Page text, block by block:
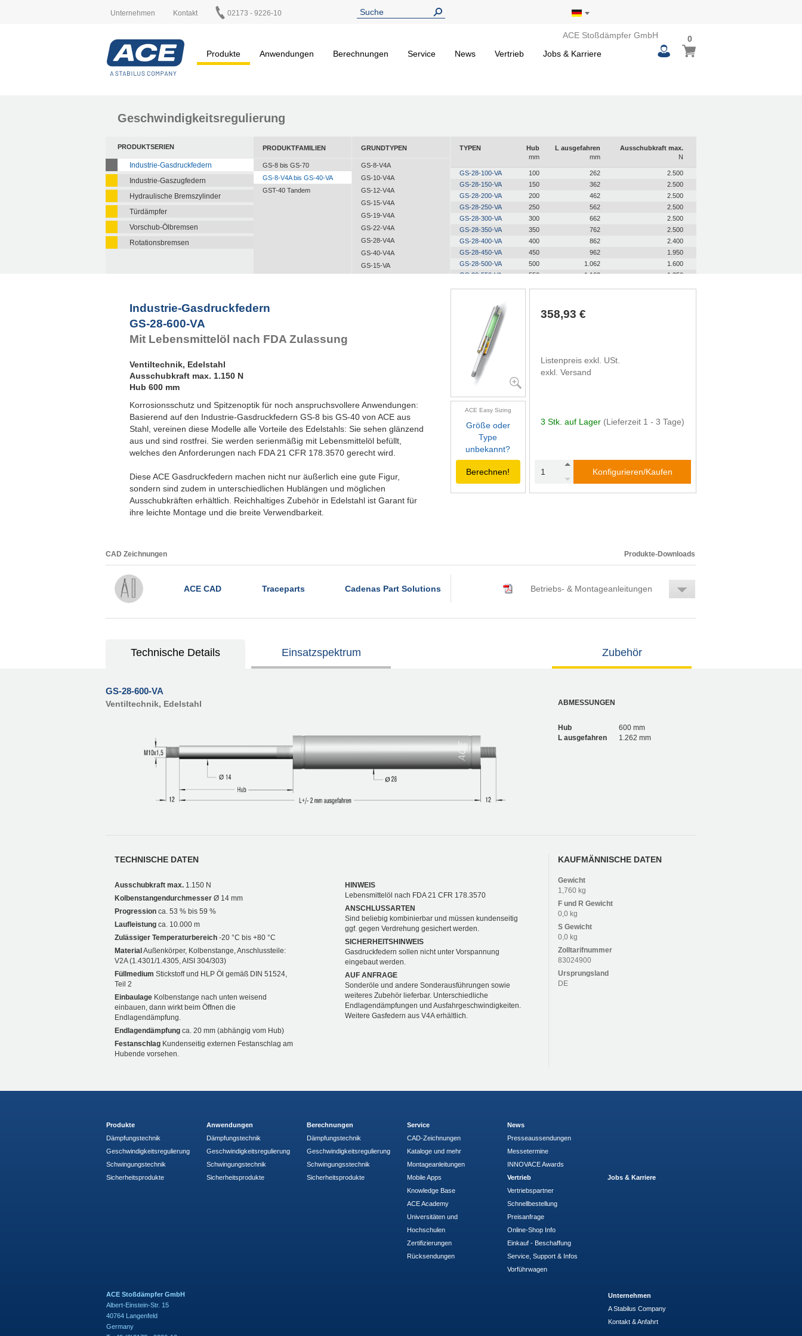
Unternehmen Kontakt 02173 - 9226-10
ACE Stoßdämpfer GmbH
Produkte
Anwendungen Berechnungen Service News Vertrieb Jobs & Karriere
Mein Warenkorb
00
items
Geschwindigkeitsregulierung
PRODUKTSERIEN
Industrie-Gasdruckfedern
Industrie-Gaszugfedern
Hydraulische Bremszylinder
Türdämpfer
Vorschub-Ölbremsen
Rotationsbremsen
PRODUKTFAMILIEN
GS-8 bis GS-70
GS-8-V4A bis GS-40-VA
GST-40 Tandem
GRUNDTYPEN
GS-8-V4A
GS-10-V4A
GS-12-V4A
GS-15-V4A
GS-19-V4A
GS-22-V4A
GS-28-V4A
GS-40-V4A
GS-15-VA
TYPEN
Hub
mm
L ausgefahren
mm
Ausschubkraft max.
N
GS-28-100-VA 100 262
2.500
GS-28-150-VA
150 362
2.500
GS-28-200-VA
200 462
2.500
GS-28-250-VA
250 562
2.500
GS-28-300-VA
300 662
2.500
GS-28-350-VA
350 762
2.500
GS-28-400-VA
400 862
2.400
GS-28-450-VA
450 962
1.950
GS-28-500-VA
500 1.062
1.600
GS-28-550-VA
550 1.162
1.350
Industrie-Gasdruckfedern
GS-28-600-VA
Mit Lebensmittelöl nach FDA Zulassung
Ventiltechnik, Edelstahl
Ausschubkraft max. 1.150 N
Hub 600 mm
Korrosionsschutz und Spitzenoptik für noch anspruchsvollere Anwendungen:
Basierend auf den Industrie-Gasdruckfedern GS-8 bis GS-40 von ACE aus
Stahl, vereinen diese Modelle alle Vorteile des Edelstahls: Sie sehen glänzend
aus und sind rostfrei. Sie werden serienmäßig mit Lebensmittelöl befüllt,
welches den Anforderungen nach FDA 21 CFR 178.3570 gerecht wird.
Diese ACE Gasdruckfedern machen nicht nur äußerlich eine gute Figur,
sondern sind zudem in unterschiedlichen Hublängen und möglichen
Ausschubkräften erhältlich. Reichhaltiges Zubehör in Edelstahl ist Garant für
ihre leichte Montage und die breite Verwendbarkeit.
ACE Easy Sizing
Größe oder
Type
unbekannt?
Berechnen!
358,93 €
Listenpreis exkl. USt.
exkl. Versand
3 Stk. auf Lager (Lieferzeit 1 - 3 Tage)
Konfigurieren/Kaufen
CAD Zeichnungen Produkte-Downloads
ACE CAD Traceparts Cadenas Part Solutions Betriebs- & Montageanleitungen
Technische Details Einsatzspektrum Zubehör
GS-28-600-VA
Ventiltechnik, Edelstahl ABMESSUNGEN
Hub
600 mm
L ausgefahren
1.262 mm
TECHNISCHE DATEN
Ausschubkraft max. 1.150 N
Kolbenstangendurchmesser Ø 14 mm
Progression ca. 53 % bis 59 %
Laufleistung ca. 10.000 m
Zulässiger Temperaturbereich -20 °C bis +80 °C
MaterialAußenkörper, Kolbenstange, Anschlussteile:
V2A (1.4301/1.4305, AISI 304/303)
Füllmedium Stickstoff und HLP Öl gemäß DIN 51524,
Teil 2
Einbaulage Kolbenstange nach unten weisend
einbauen, dann wirkt beim Öffnen die
Endlagendämpfung.
Endlagendämpfung ca. 20 mm (abhängig vom Hub)
Festanschlag Kundenseitig externen Festanschlag am
Hubende vorsehen.
HINWEIS
Lebensmittelöl nach FDA 21 CFR 178.3570
ANSCHLUSSARTEN
Sind beliebig kombinierbar und müssen kundenseitig
ggf. gegen Verdrehung gesichert werden.
SICHERHEITSHINWEIS
Gasdruckfedern sollen nicht unter Vorspannung
eingebaut werden.
AUF ANFRAGE
Sonderöle und andere Sonderausführungen sowie
weiteres Zubehör lieferbar. Unterschiedliche
Endlagendämpfungen und Ausfahrgeschwindigkeiten.
Weitere Gasfedern aus V4A erhältlich.
KAUFMÄNNISCHE DATEN
Gewicht
1,760 kg
F und R Gewicht
0,0 kg
S Gewicht
0,0 kg
Zolltarifnummer
83024900
Ursprungsland
DE
Produkte
Dämpfungstechnik
Geschwindigkeitsregulierung
Schwingungstechnik
Sicherheitsprodukte
Anwendungen
Dämpfungstechnik
Geschwindigkeitsregulierung
Schwingungstechnik
Sicherheitsprodukte
Berechnungen
Dämpfungstechnik
Geschwindigkeitsregulierung
Schwingungsstechnik
Sicherheitsprodukte
Service
CAD-Zeichnungen
Kataloge und mehr
Montageanleitungen
Mobile Apps
Knowledge Base
ACE Academy
Universitäten und
Hochschulen
Zertifizierungen
Rücksendungen
News
Presseaussendungen
Messetermine
INNOVACE Awards
Vertrieb
Vertriebspartner
Schnellbestellung
Preisanfrage
Online-Shop Info
Einkauf - Beschaffung
Service, Support & Infos
Vorführwagen
Jobs & Karriere
ACE Stoßdämpfer GmbH
Albert-Einstein-Str. 15
40764 Langenfeld
Germany
Unternehmen
A Stabilus Company
Kontakt & Anfahrt